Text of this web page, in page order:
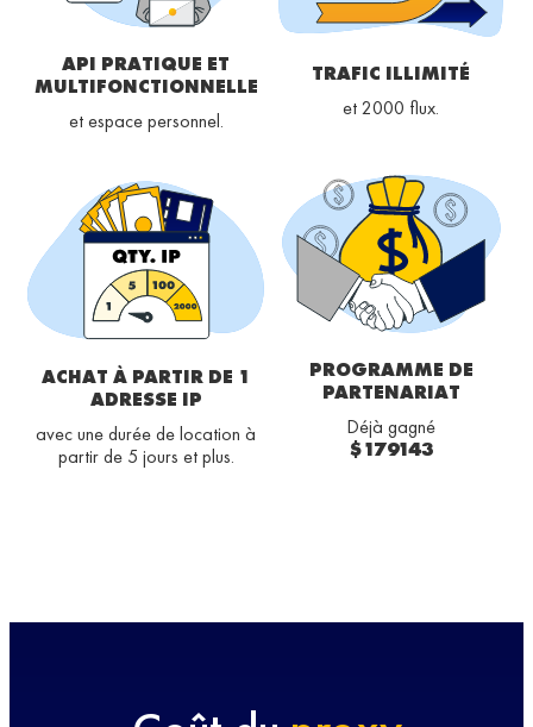
API PRATIQUE ET
MULTIFONCTIONNELLE
et espace personnel.
TRAFIC ILLIMITÉ
et 2000 flux.
ACHAT À PARTIR DE 1
ADRESSE IP
avec une durée de location à
partir de 5 jours et plus.
PROGRAMME DE
PARTENARIAT
Déjà gagné
$179143